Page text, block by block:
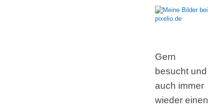
Gern
besucht und
auch immer
wieder einen